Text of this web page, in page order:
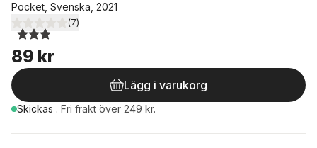
Pocket, Svenska, 2021
2,9utav 5 stjärnor. Totalt antal röster:
(7)
89 kr
Lägg i varukorg
Skickas . Fri frakt över 249 kr.